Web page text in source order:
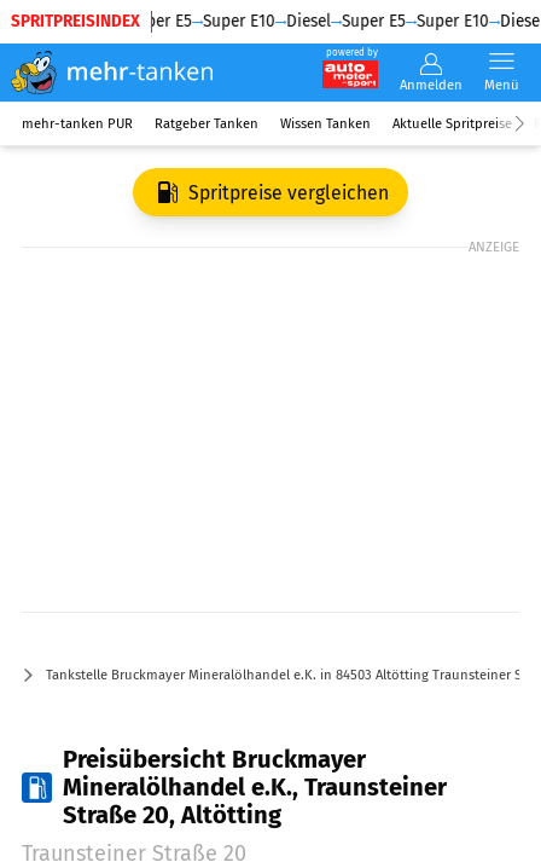
SPRITPREISINDEX
Diesel Super E5 Super E10 Diesel Super E5 Super E10 Diesel
powered by
Anmelden Menü
mehr-tanken PUR Ratgeber Tanken Wissen Tanken Aktuelle Spritpreise
Spritpreise vergleichen
ANZEIGE
Tankstelle Bruckmayer Mineralölhandel e.K. in 84503 Altötting Traunsteiner
Preisübersicht Bruckmayer
Mineralölhandel e.K., Traunsteiner
Straße 20, Altötting
Traunsteiner Straße 20